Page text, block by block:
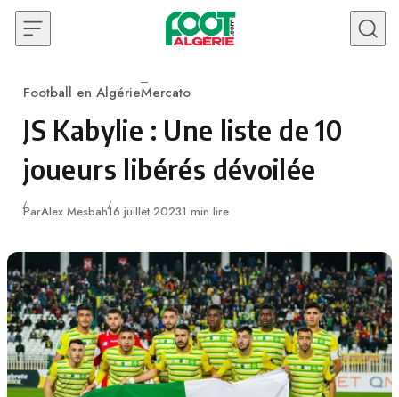
Skip to content
Category
Football en AlgérieMercato
JS Kabylie : Une liste de 10
joueurs libérés dévoilée
ParAlex MesbahPublié
16 juillet 20231 min lire